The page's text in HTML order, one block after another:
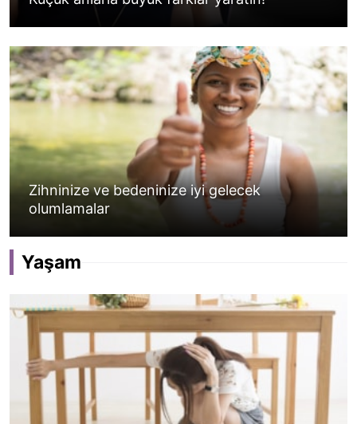
Zihninize ve bedeninize iyi gelecek
olumlamalar
Yaşam